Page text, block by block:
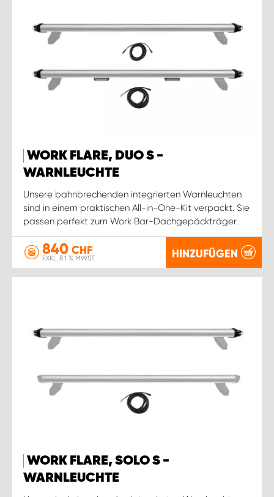
WORK FLARE, DUO S -
WARNLEUCHTE
Unsere bahnbrechenden integrierten Warnleuchten
sind in einem praktischen All-in-One-Kit verpackt. Sie
passen perfekt zum Work Bar-Dachgepäckträger.
840 CHF
EXKL. 8.1 % MWST. HINZUFÜGEN
WORK FLARE, SOLO S -
WARNLEUCHTE